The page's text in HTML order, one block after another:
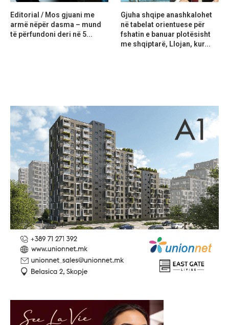
Editorial / Mos gjuani me
armë nëpër dasma – mund
të përfundoni deri në 5...
Gjuha shqipe anashkalohet
në tabelat orientuese për
fshatin e banuar plotësisht
me shqiptarë, Llojan, kur...